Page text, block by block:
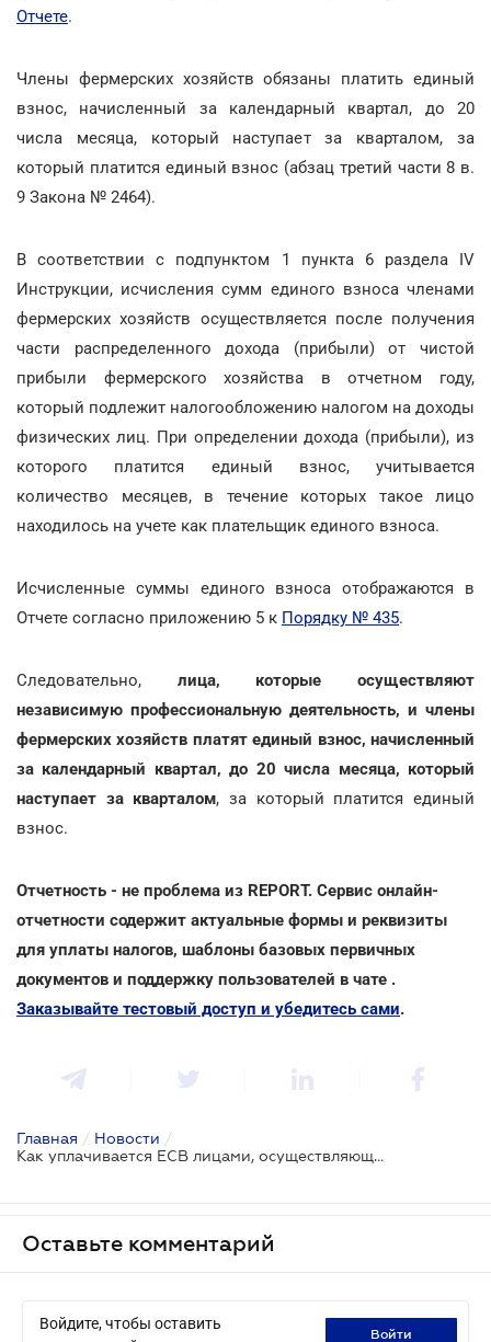
Отчете.
Члены фермерских хозяйств обязаны платить единый
взнос, начисленный за календарный квартал, до 20
числа месяца, который наступает за кварталом, за
который платится единый взнос (абзац третий части 8 в.
9 Закона № 2464).
В соответствии с подпунктом 1 пункта 6 раздела IV
Инструкции, исчисления сумм единого взноса членами
фермерских хозяйств осуществляется после получения
части распределенного дохода (прибыли) от чистой
прибыли фермерского хозяйства в отчетном году,
который подлежит налогообложению налогом на доходы
физических лиц. При определении дохода (прибыли), из
которого платится единый взнос, учитывается
количество месяцев, в течение которых такое лицо
находилось на учете как плательщик единого взноса.
Исчисленные суммы единого взноса отображаются в
Отчете согласно приложению 5 к Порядку № 435.
Следовательно, лица, которые осуществляют
независимую профессиональную деятельность, и члены
фермерских хозяйств платят единый взнос, начисленный
за календарный квартал, до 20 числа месяца, который
наступает за кварталом, за который платится единый
взнос.
Отчетность - не проблема из REPORT. Сервис онлайн-
отчетности содержит актуальные формы и реквизиты
для уплаты налогов, шаблоны базовых первичных
документов и поддержку пользователей в чате .
Заказывайте тестовый доступ и убедитесь сами.
Главная / Новости /
Как уплачивается ЕСВ лицами, осуществляющими независимую профессиональную деятельность, и членами фермерских хозяйств
Оставьте комментарий
Войдите, чтобы оставить
войти